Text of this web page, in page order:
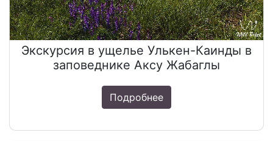
Экскурсия в ущелье Улькен-Каинды в
заповеднике Аксу Жабаглы
Подробнее